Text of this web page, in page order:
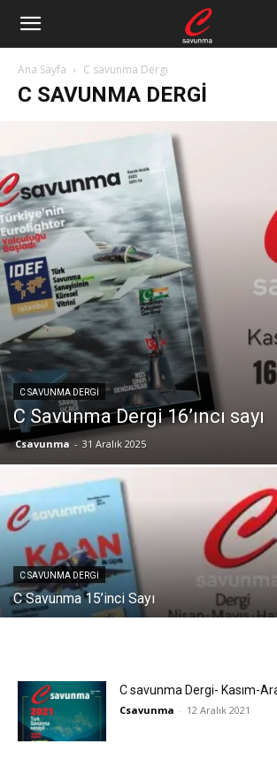
Ana Sayfa C savunma Dergi
C SAVUNMA DERGI
C SAVUNMA DERGI
C Savunma Dergi 16’ıncı sayı
Csavunma - 31 Aralık 2025
C SAVUNMA DERGI
C Savunma 15’inci Sayı
C savunma Dergi- Kasım-
Csavunma - 12 Aralık 2021